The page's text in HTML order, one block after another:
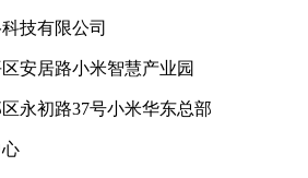
技有限公司
安居路小米智慧产业园
永初路37号小米华东总部